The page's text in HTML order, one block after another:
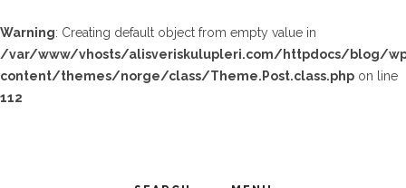
Warning: Creating default object from empty value in
/var/www/vhosts/alisveriskulupleri.com/httpdocs/blog/
content/themes/norge/class/Theme.Post.class.php on line
112